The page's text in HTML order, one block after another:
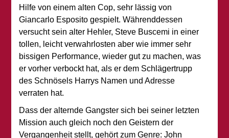
Hilfe von einem alten Cop, sehr lässig von
Giancarlo Esposito gespielt. Währenddessen
versucht sein alter Hehler, Steve Buscemi in einer
tollen, leicht verwahrlosten aber wie immer sehr
bissigen Performance, wieder gut zu machen, was
er vorher verbockt hat, als er dem Schlägertrupp
des Schnösels Harrys Namen und Adresse
verraten hat.
Dass der alternde Gangster sich bei seiner letzten
Mission auch gleich noch den Geistern der
Vergangenheit stellt, gehört zum Genre: John